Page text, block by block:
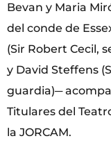
Bevan y Maria
del conde de
(Sir Robert Cecil,
y David Steffens
guardia)─
Titulares del
la JORCAM.